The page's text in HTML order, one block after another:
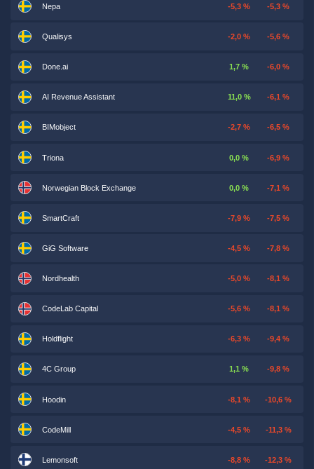
Nepa -5,3 % -5,3 %
Qualisys -2,0 % -5,6 %
Done.ai 1,7 % -6,0 %
AI Revenue Assistant 11,0 % -6,1 %
BIMobject -2,7 % -6,5 %
Triona 0,0 % -6,9 %
Norwegian Block Exchange 0,0 % -7,1 %
SmartCraft -7,9 % -7,5 %
GiG Software -4,5 % -7,8 %
Nordhealth -5,0 % -8,1 %
CodeLab Capital -5,6 % -8,1 %
Holdflight -6,3 % -9,4 %
4C Group 1,1 % -9,8 %
Hoodin -8,1 % -10,6 %
CodeMill -4,5 % -11,3 %
Lemonsoft -8,8 % -12,3 %